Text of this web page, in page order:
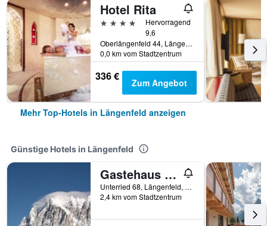
Hotel Rita
4 Sterne
Hervorragend
9,6
Oberlängenfeld 44, Längenfeld, Tirol, Österreich
0,0 km vom Stadtzentrum
336 € Zum Angebot
Mehr Top-Hotels in Längenfeld anzeigen
Günstige Hotels in Längenfeld
Gastehaus Renate
Unterried 68, Längenfeld, Tirol, Österreich
2,4 km vom Stadtzentrum